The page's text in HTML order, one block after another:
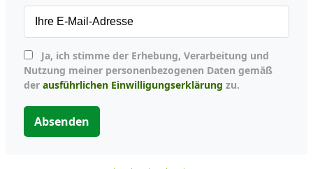
Nutzung meiner personenbezogenen Daten gemäß
der ausführlichen Einwilligungserklärung zu.
Absenden